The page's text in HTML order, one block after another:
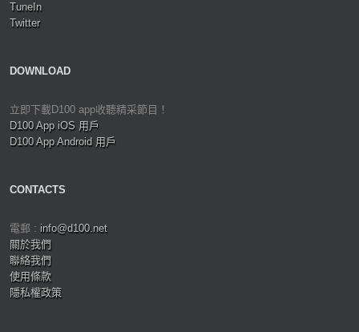
TuneIn
Twitter
DOWNLOAD
立即下載D100 app收聽精采節目！
D100 App iOS 用戶
D100 App Android 用戶
CONTACTS
電郵 : info@d100.net
關於我們
聯絡我們
使用條款
隱私權政策